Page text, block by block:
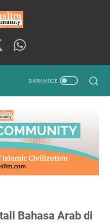
Bahasa Arab di